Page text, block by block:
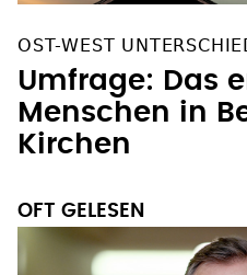
OST-WEST
Umfrage: Das
Menschen in
Kirchen
OFT GELESEN